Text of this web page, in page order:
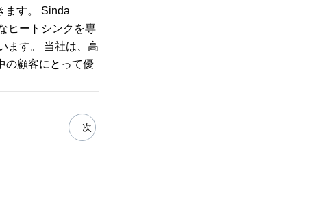
ます。 Sinda
ヒートシンクを専
ます。 当社は、高
の顧客にとって優
次